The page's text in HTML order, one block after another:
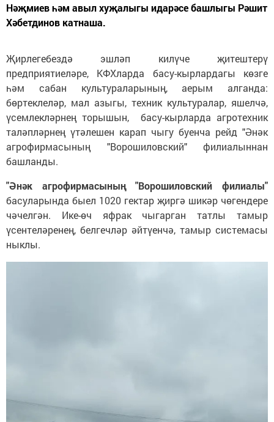
Нәҗмиев һәм авыл хуҗалыгы идарәсе башлыгы Рәшит
Хәбетдинов катнаша.
Җирлегебездә эшләп килүче җитештерү
предприятиеләре, КФХларда басу-кырлардагы көзге
һәм сабан культураларының, аерым алганда:
бөртеклеләр, мал азыгы, техник культуралар, яшелчә,
үсемлекләрнең торышын, басу-кырларда агротехник
таләпләрнең үтәлешен карап чыгу буенча рейд "Әнәк
агрофирмасының "Ворошиловский" филиалыннан
башланды.
"Әнәк агрофирмасының "Ворошиловский филиалы"
басуларында быел 1020 гектар җиргә шикәр чөгендере
чәчелгән. Ике-өч яфрак чыгарган татлы тамыр
үсентеләренең, белгечләр әйтүенчә, тамыр системасы
ныклы.